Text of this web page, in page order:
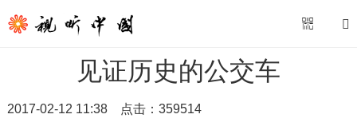
见证历史的公交车
2017-02-12 11:38 点击： 359514